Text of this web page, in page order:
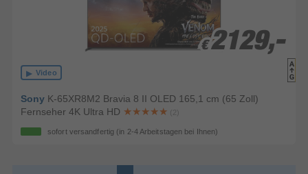
Video
€ 2129,-
€ 2129,-
Sony K-65XR8M2 Bravia 8 II OLED 165,1 cm (65 Zoll)
Fernseher 4K Ultra HD
(2)
sofort versandfertig (in 2-4 Arbeitstagen bei Ihnen)